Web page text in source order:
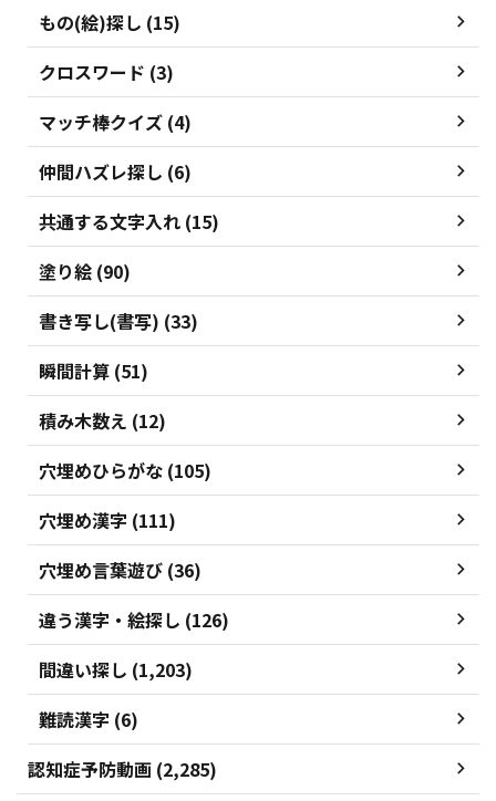
もの(絵)探し (15)
クロスワード (3)
マッチ棒クイズ (4)
仲間ハズレ探し (6)
共通する文字入れ (15)
塗り絵 (90)
書き写し(書写) (33)
瞬間計算 (51)
積み木数え (12)
穴埋めひらがな (105)
穴埋め漢字 (111)
穴埋め言葉遊び (36)
違う漢字・絵探し (126)
間違い探し (1,203)
難読漢字 (6)
認知症予防動画 (2,285)